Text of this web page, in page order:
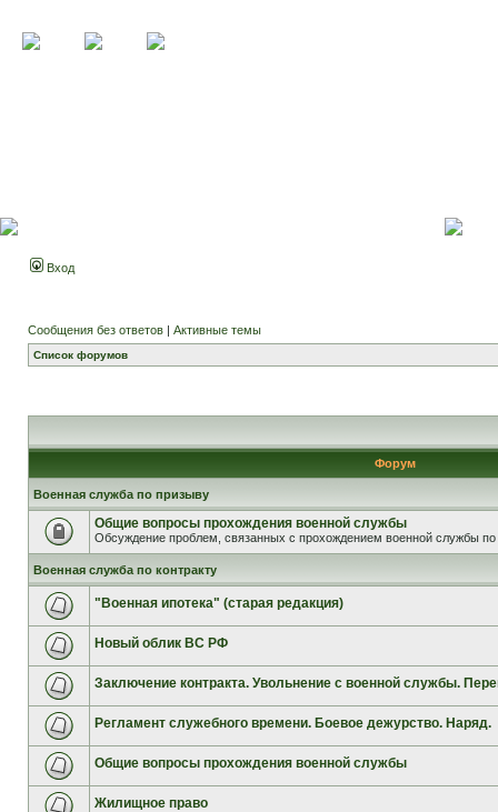
Вход
Сообщения без ответов | Активные темы
Список форумов
Форум
Военная служба по призыву
Общие вопросы прохождения военной службы
Обсуждение проблем, связанных с прохождением военной службы по
Военная служба по контракту
"Военная ипотека" (старая редакция)
Новый облик ВС РФ
Заключение контракта. Увольнение с военной службы.
Регламент служебного времени. Боевое дежурство. Наряд.
Общие вопросы прохождения военной службы
Жилищное право